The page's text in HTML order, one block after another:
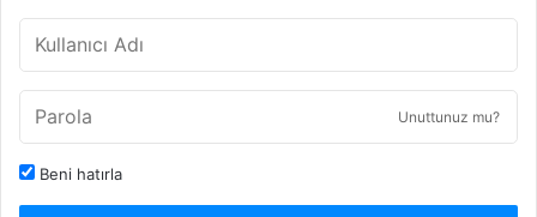
Unuttunuz mu?
Beni hatırla